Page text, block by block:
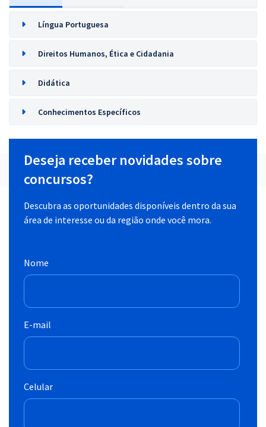
Língua Portuguesa
Direitos Humanos, Ética e Cidadania
Didática
Conhecimentos Específicos
Deseja receber novidades sobre
concursos?
Descubra as oportunidades disponíveis dentro da sua
área de interesse ou da região onde você mora.
Nome
E-mail
Celular